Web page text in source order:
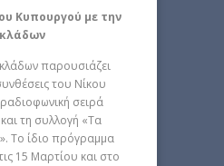
Κυπουργού με την
παρουσιάζει
του Νίκου
σειρά
τη συλλογή «Τα
Το ίδιο πρόγραμμα
15 Μαρτίου και στο